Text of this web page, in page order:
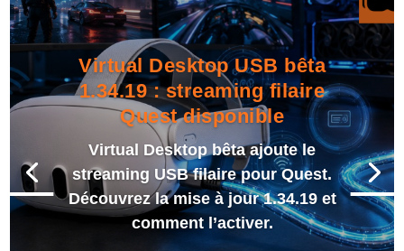
Virtual Desktop USB bêta
1.34.19 : streaming filaire
Quest disponible
Virtual Desktop bêta ajoute le
streaming USB filaire pour Quest.
Découvrez la mise à jour 1.34.19 et
comment l’activer.